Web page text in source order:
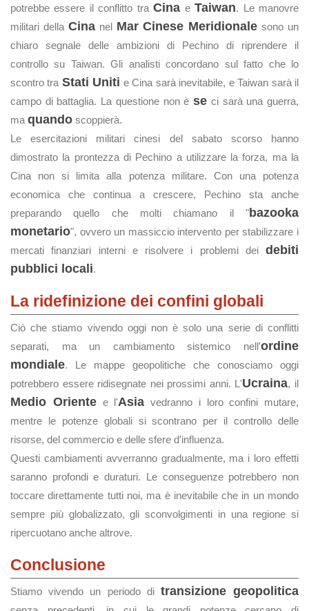
potrebbe essere il conflitto traCina eTaiwan. Le manovre
militari della Cinanel Mar Cinese Meridionale sono un
chiaro segnale delle ambizioni di Pechino di riprendere il
controllo su Taiwan. Gli analisti concordano sul fatto che lo
scontro tra Stati Uniti e Cina sarà inevitabile, e Taiwan sarà il
campo di battaglia. La questione non èse ci sarà una guerra,
ma quando scoppierà.
Le esercitazioni militari cinesi del sabato scorso hanno
dimostrato la prontezza di Pechino a utilizzare la forza, ma la
Cina non si limita alla potenza militare. Con una potenza
economica che continua a crescere, Pechino sta anche
preparando quello che molti chiamano il "bazooka
monetario", ovvero un massiccio intervento per stabilizzare i
mercati finanziari interni e risolvere i problemi dei debiti
pubblici locali.
La ridefinizione dei confini globali
Ciò che stiamo vivendo oggi non è solo una serie di conflitti
separati, ma un cambiamento sistemico nell'ordine
mondiale. Le mappe geopolitiche che conosciamo oggi
potrebbero essere ridisegnate nei prossimi anni. L'Ucraina, il
Medio Orientee l'Asia vedranno i loro confini mutare,
mentre le potenze globali si scontrano per il controllo delle
risorse, del commercio e delle sfere d'influenza.
Questi cambiamenti avverranno gradualmente, ma i loro effetti
saranno profondi e duraturi. Le conseguenze potrebbero non
toccare direttamente tutti noi, ma è inevitabile che in un mondo
sempre più globalizzato, gli sconvolgimenti in una regione si
ripercuotano anche altrove.
Conclusione
Stiamo vivendo un periodo di transizione geopolitica